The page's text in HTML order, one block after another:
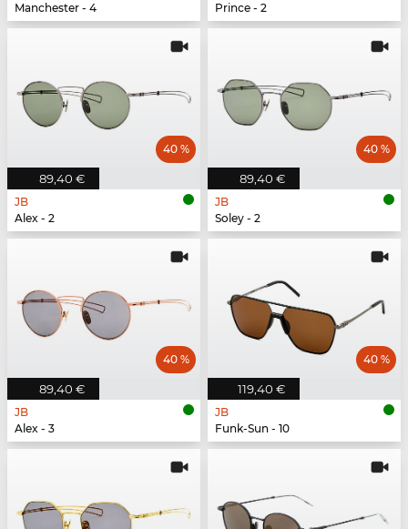
Manchester - 4
Prince - 2
89,40 €
40 %
JB
Alex - 2
89,40 €
40 %
JB
Soley - 2
89,40 €
40 %
JB
Alex - 3
119,40 €
40 %
JB
Funk-Sun - 10